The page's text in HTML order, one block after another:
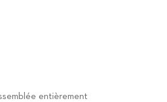
entièrement